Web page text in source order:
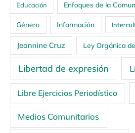
Educación Enfoques de la
Género Información
Jeannine Cruz Ley Orgánica
Libertad de expresión
Libre Ejercicios Periodístico
Medios Comunitarios